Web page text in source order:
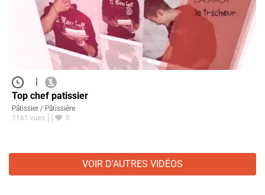
|
Top chef patissier
Pâtissier / Pâtissière
3161 vues
0
VOIR D'AUTRES VIDÉOS